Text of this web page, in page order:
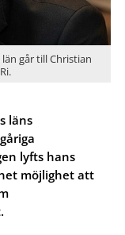
går till Christian
läns
lyfts hans
möjlighet att